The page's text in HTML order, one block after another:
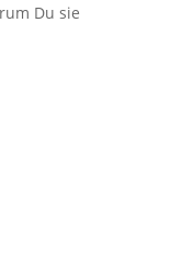
Du sie